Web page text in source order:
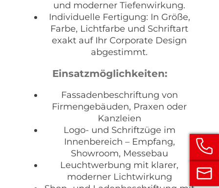
und moderner Tiefenwirkung.
Individuelle Fertigung: In Größe,
Farbe, Lichtfarbe und Schriftart
exakt auf Ihr Corporate Design
abgestimmt.
Einsatzmöglichkeiten:
Fassadenbeschriftung von
Firmengebäuden, Praxen oder
Kanzleien
Logo- und Schriftzüge im
Innenbereich – Empfang,
Showroom, Messebau
Leuchtwerbung mit klarer,
moderner Lichtwirkung